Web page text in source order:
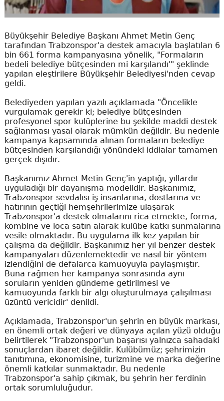
Büyükşehir Belediye Başkanı Ahmet Metin Genç
tarafından Trabzonspor'a destek amacıyla başlatılan 6
bin 661 forma kampanyasına yönelik, "Formaların
bedeli belediye bütçesinden mi karşılandı'" şeklinde
yapılan eleştirilere Büyükşehir Belediyesi'nden cevap
geldi.
Belediyeden yapılan yazılı açıklamada "Öncelikle
vurgulamak gerekir ki; belediye bütçesinden
profesyonel spor kulüplerine bu şekilde maddi destek
sağlanması yasal olarak mümkün değildir. Bu nedenle
kampanya kapsamında alınan formaların belediye
bütçesinden karşılandığı yönündeki iddialar tamamen
gerçek dışıdır.
Başkanımız Ahmet Metin Genç'in yaptığı, yıllardır
uyguladığı bir dayanışma modelidir. Başkanımız,
Trabzonspor sevdalısı iş insanlarına, dostlarına ve
hatırının geçtiği hemşehrilerimize ulaşarak
Trabzonspor'a destek olmalarını rica etmekte, forma,
kombine ve loca satın alarak kulübe katkı sunmalarına
vesile olmaktadır. Bu uygulama ilk kez yapılan bir
çalışma da değildir. Başkanımız her yıl benzer destek
kampanyaları düzenlemektedir ve nasıl bir yöntem
izlendiğini de defalarca kamuoyuyla paylaşmıştır.
Buna rağmen her kampanya sonrasında aynı
soruların yeniden gündeme getirilmesi ve
kamuoyunda farklı bir algı oluşturulmaya çalışılması
üzüntü vericidir' denildi.
Açıklamada, Trabzonspor'un şehrin en büyük markası,
en önemli ortak değeri ve dünyaya açılan yüzü olduğu
belirtilerek "Trabzonspor'un başarısı yalnızca sahadaki
sonuçlardan ibaret değildir. Kulübümüz; şehrimizin
tanıtımına, ekonomisine, turizmine ve marka değerine
önemli katkılar sunmaktadır. Bu nedenle
Trabzonspor'a sahip çıkmak, bu şehrin her ferdinin
ortak sorumluluğudur.